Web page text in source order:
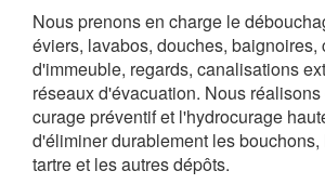
Nous prenons en charge le
éviers, lavabos, douches, baignoires,
d'immeuble, regards, canalisations
réseaux d'évacuation. Nous
curage préventif et l'hydrocurage
d'éliminer durablement les
tartre et les autres dépôts.